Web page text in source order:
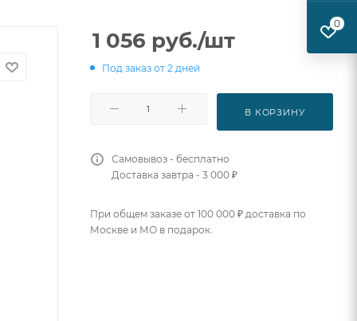
1 056 руб./шт
Под заказ от 2 дней
В КОРЗИНУ
Самовывоз - бесплатно
Доставка завтра - 3 000 ₽
При общем заказе от 100 000 ₽ доставка по
Москве и МО в подарок.
0